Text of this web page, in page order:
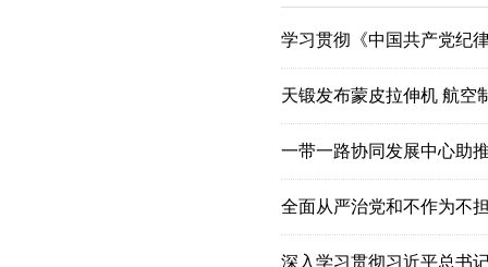
学习贯彻《中国共产党纪
天锻发布蒙皮拉伸机 航空
一带一路协同发展中心助
全面从严治党和不作为不